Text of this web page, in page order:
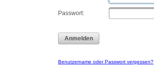
Passwort:
Anmelden
Benutzername oder Passwort vergessen?